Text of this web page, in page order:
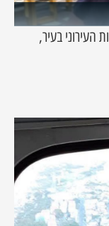
העירוני בעיר,